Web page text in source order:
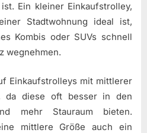
Ein kleiner Einkaufstrolley,
Stadtwohnung ideal ist,
Kombis oder SUVs schnell
wegnehmen.
Einkaufstrolleys mit mittlerer
da diese oft besser in den
mehr Stauraum bieten.
mittlere Größe auch ein